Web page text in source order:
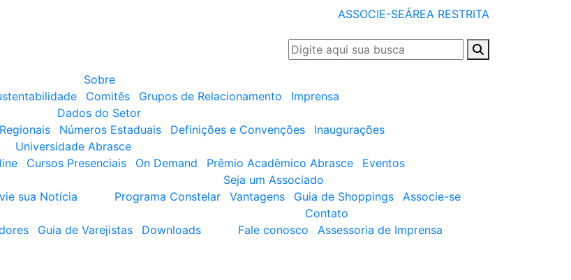
ASSOCIE-SEÁREA RESTRITA
Sobre
Comitês Grupos de Relacionamento
Imprensa
Dados do Setor
Números Estaduais Definições e Convenções
Inaugurações
Universidade Abrasce
Cursos Presenciais On Demand Prêmio Acadêmico Abrasce
Eventos
sua Notícia
Seja um Associado
Programa Constelar
Vantagens Guia de Shoppings
Associe-se
Guia de Varejistas Downloads
Contato
Fale conosco
Assessoria de Imprensa